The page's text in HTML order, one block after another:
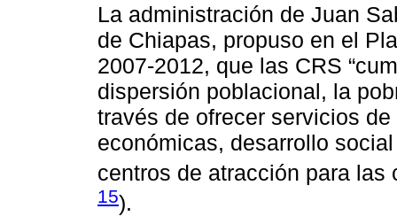
La administración de Juan
de Chiapas, propuso en el
2007-2012, que las CRS
dispersión poblacional, la
través de ofrecer servicios
económicas, desarrollo
centros de atracción para las
15).